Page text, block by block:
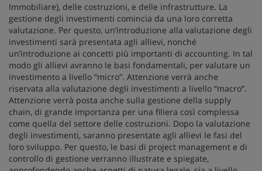
Immobiliare), delle costruzioni, e delle infrastrutture. La
gestione degli investimenti comincia da una loro corretta
valutazione. Per questo, un’introduzione alla valutazione degli
investimenti sarà presentata agli allievi, nonché
un’introduzione ai concetti più importanti di accounting. In tal
modo gli allievi avranno le basi fondamentali, per valutare un
investimento a livello “micro”. Attenzione verrà anche
riservata alla valutazione degli investimenti a livello “macro”.
Attenzione verrà posta anche sulla gestione della supply
chain, di grande importanza per una filiera così complessa
come quella del settore delle costruzioni. Dopo la valutazione
degli investimenti, saranno presentate agli allievi le fasi del
loro sviluppo. Per questo, le basi di project management e di
controllo di gestione verranno illustrate e spiegate,